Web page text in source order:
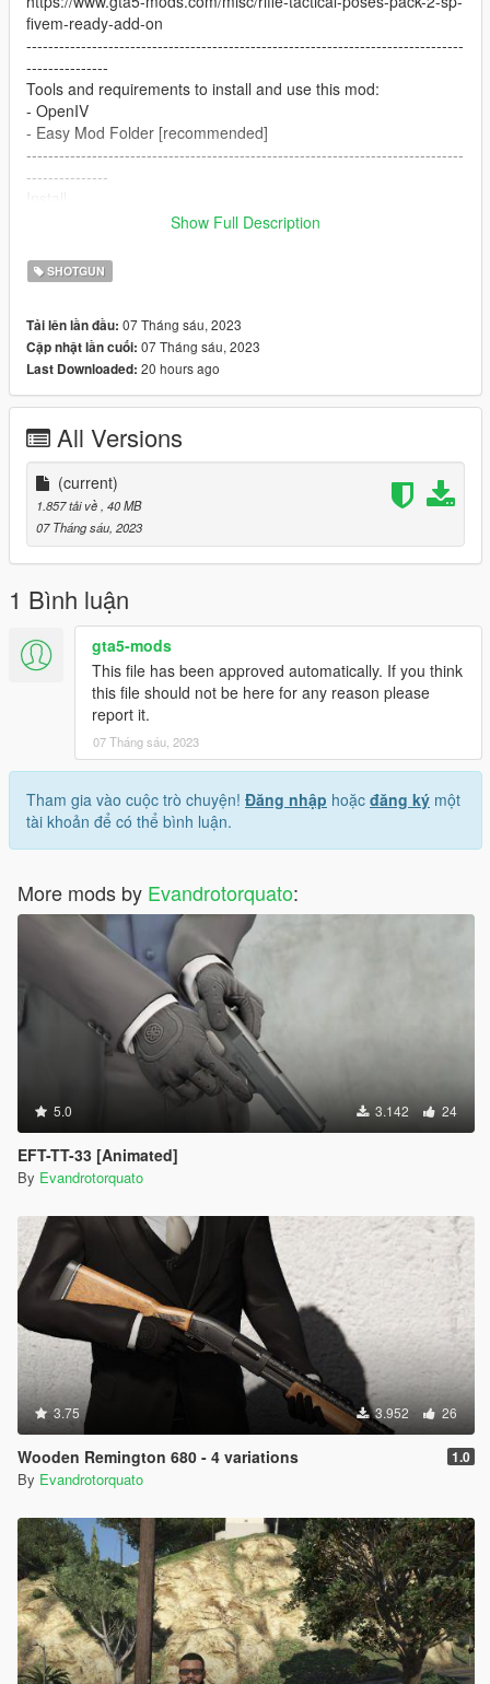
fivem-ready-add-on
--------------------------------------------------------------------------------
---------------
Tools and requirements to install and use this mod:
- OpenIV
- Easy Mod Folder [recommended]
--------------------------------------------------------------------------------
---------------
update/x64/dlcpacks/patchday8ng/dlc.rpf/x64/models/cdimages
/weapons.rpf
4. Enjoy
--------------------------------------------------------------------------------
---------------
Let me know what do you think about it in the comments.
Feel free to edit the files just make sure to give me the credits if
you post on the site.
Show Full Description
SHOTGUN
Tải lên lần đầu: 07 Tháng sáu, 2023
Cập nhật lần cuối: 07 Tháng sáu, 2023
Last Downloaded: 20 hours ago
All Versions
(current)
1.857 tải về , 40 MB
07 Tháng sáu, 2023
1 Bình luận
gta5-mods
This file has been approved automatically. If you think
this file should not be here for any reason please
report it.
07 Tháng sáu, 2023
Tham gia vào cuộc trò chuyện! Đăng nhập hoặc đăng ký một
tài khoản để có thể bình luận.
More mods by Evandrotorquato:
5.0 3.142 24
EFT-TT-33 [Animated]
By Evandrotorquato
3.75 3.952 26
Wooden Remington 680 - 4 variations 1.0
By Evandrotorquato